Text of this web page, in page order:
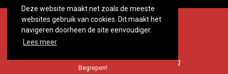
Deze website maakt net zoals de meeste
websites gebruik van cookies. Dit maakt het
navigeren doorheen de site eenvoudiger.
Lees meer
Begrepen!
© 2026. Tnt Fireworks All rights reserved.
Algemene voorwaarden Privacyverklaring